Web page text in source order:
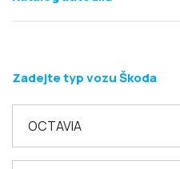
Zadejte typ vozu Škoda